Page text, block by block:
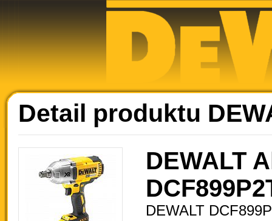
Detail produktu
DEWALT
DEWALT